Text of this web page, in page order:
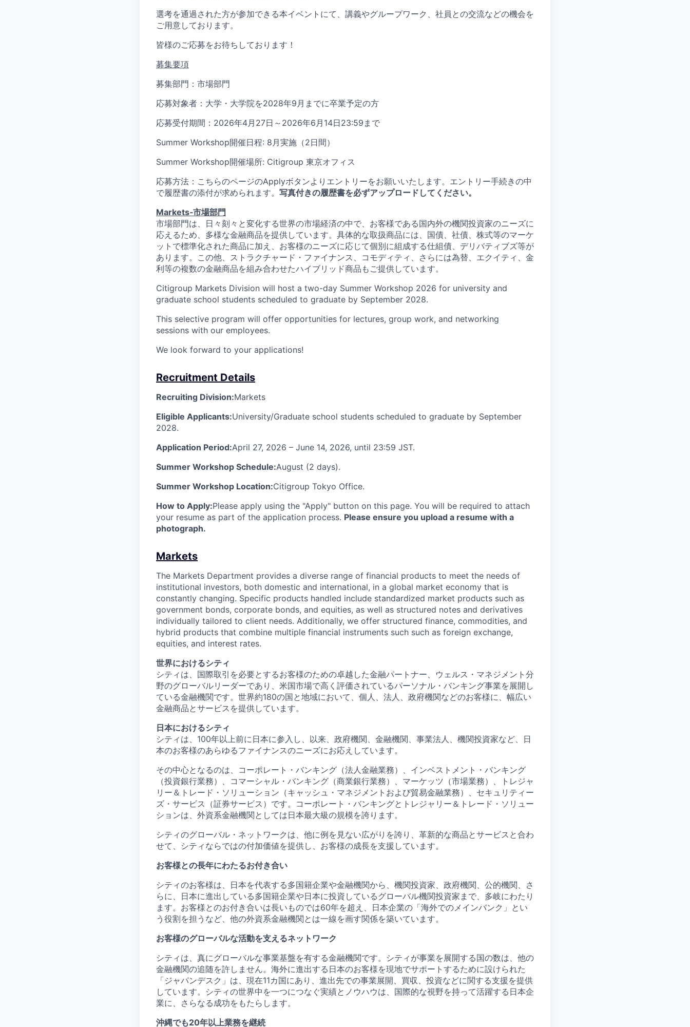
選考を通過された方が参加できる本イベントにて、講義やグループワーク、社員との交流などの機会を
ご用意しております。
皆様のご応募をお待ちしております！
募集要項
募集部門：市場部門
応募対象者：大学・大学院を2028年9月までに卒業予定の方
応募受付期間：2026年4月27日～2026年6月14日23:59まで
Summer Workshop開催日程: 8月実施（2日間）
Summer Workshop開催場所: Citigroup 東京オフィス
応募方法：こちらのページのApplyボタンよりエントリーをお願いいたします。エントリー手続きの中
で履歴書の添付が求められます。 写真付きの履歴書を必ずアップロードしてください。
Markets‐市場部門
市場部門は、日々刻々と変化する世界の市場経済の中で、お客様である国内外の機関投資家のニーズに
応えるため、多様な金融商品を提供しています。具体的な取扱商品には、国債、社債、株式等のマーケ
ットで標準化された商品に加え、お客様のニーズに応じて個別に組成する仕組債、デリバティブズ等が
あります。この他、ストラクチャード・ファイナンス、コモディティ、さらには為替、エクイティ、金
利等の複数の金融商品を組み合わせたハイブリッド商品もご提供しています。
Citigroup Markets Division will host a two-day Summer Workshop 2026 for university and
graduate school students scheduled to graduate by September 2028.
This selective program will offer opportunities for lectures, group work, and networking
sessions with our employees.
We look forward to your applications!
Recruitment Details
Recruiting Division:Markets
Eligible Applicants:University/Graduate school students scheduled to graduate by September
2028.
Application Period:April 27, 2026 – June 14, 2026, until 23:59 JST.
Summer Workshop Schedule:August (2 days).
Summer Workshop Location:Citigroup Tokyo Office.
How to Apply:Please apply using the "Apply" button on this page. You will be required to attach
your resume as part of the application process. Please ensure you upload a resume with a
photograph.
Markets
The Markets Department provides a diverse range of financial products to meet the needs of
institutional investors, both domestic and international, in a global market economy that is
constantly changing. Specific products handled include standardized market products such as
government bonds, corporate bonds, and equities, as well as structured notes and derivatives
individually tailored to client needs. Additionally, we offer structured finance, commodities, and
hybrid products that combine multiple financial instruments such such as foreign exchange,
equities, and interest rates.
世界におけるシティ
シティは、国際取引を必要とするお客様のための卓越した金融パートナー、ウェルス・マネジメント分
野のグローバルリーダーであり、米国市場で高く評価されているパーソナル・バンキング事業を展開し
ている金融機関です。世界約180の国と地域において、個人、法人、政府機関などのお客様に、幅広い
金融商品とサービスを提供しています。
日本におけるシティ
シティは、100年以上前に日本に参入し、以来、政府機関、金融機関、事業法人、機関投資家など、日
本のお客様のあらゆるファイナンスのニーズにお応えしています。
その中心となるのは、コーポレート・バンキング（法人金融業務）、インベストメント・バンキング
（投資銀行業務）、コマーシャル・バンキング（商業銀行業務）、マーケッツ（市場業務）、トレジャ
リー＆トレード・ソリューション（キャッシュ・マネジメントおよび貿易金融業務）、セキュリティー
ズ・サービス（証券サービス）です。コーポレート・バンキングとトレジャリー＆トレード・ソリュー
ションは、外資系金融機関としては日本最大級の規模を誇ります。
シティのグローバル・ネットワークは、他に例を見ない広がりを誇り、革新的な商品とサービスと合わ
せて、シティならではの付加価値を提供し、お客様の成長を支援しています。
お客様との長年にわたるお付き合い
シティのお客様は、日本を代表する多国籍企業や金融機関から、機関投資家、政府機関、公的機関、さ
らに、日本に進出している多国籍企業や日本に投資しているグローバル機関投資家まで、多岐にわたり
ます。お客様とのお付き合いは長いものでは60年を超え、日本企業の「海外でのメインバンク」とい
う役割を担うなど、他の外資系金融機関とは一線を画す関係を築いています。
お客様のグローバルな活動を支えるネットワーク
シティは、真にグローバルな事業基盤を有する金融機関です。シティが事業を展開する国の数は、他の
金融機関の追随を許しません。海外に進出する日本のお客様を現地でサポートするために設けられた
「ジャパンデスク」は、現在11カ国にあり、進出先での事業展開、買収、投資などに関する支援を提供
しています。シティの世界中を一つにつなぐ実績とノウハウは、国際的な視野を持って活躍する日本企
業に、さらなる成功をもたらします。
沖縄でも20年以上業務を継続